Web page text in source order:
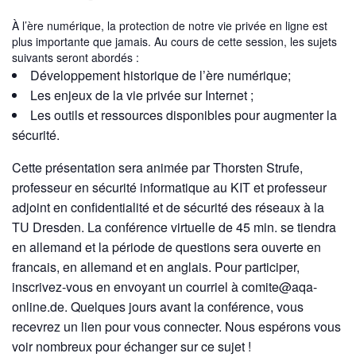
À l’ère numérique, la protection de notre vie privée en ligne est
plus importante que jamais. Au cours de cette session, les sujets
suivants seront abordés :
Développement historique de l’ère numérique;
Les enjeux de la vie privée sur Internet ;
Les outils et ressources disponibles pour augmenter la
sécurité.
Cette présentation sera animée par Thorsten Strufe,
professeur en sécurité informatique au KIT et professeur
adjoint en confidentialité et de sécurité des réseaux à la
TU Dresden. La conférence virtuelle de 45 min. se tiendra
en allemand et la période de questions sera ouverte en
francais, en allemand et en anglais. Pour participer,
inscrivez-vous en envoyant un courriel à comite@aqa-
online.de. Quelques jours avant la conférence, vous
recevrez un lien pour vous connecter. Nous espérons vous
voir nombreux pour échanger sur ce sujet !